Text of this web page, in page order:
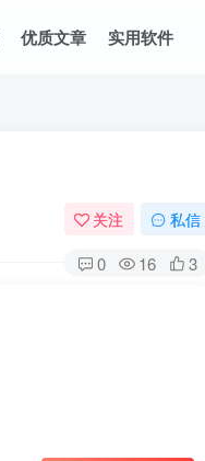
优质文章 实用软件
关注 私信
0 16 3